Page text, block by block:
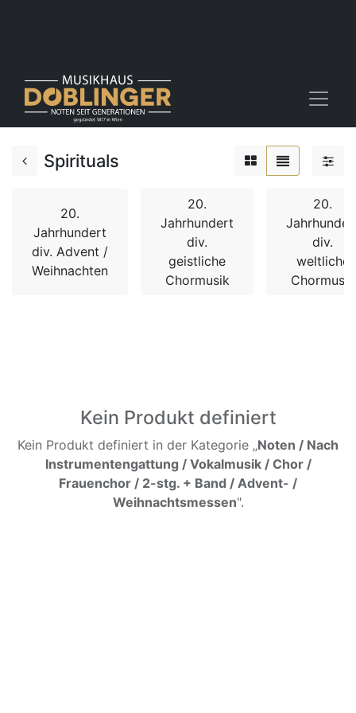
Spirituals
20.
Jahrhundert
div. Advent /
Weihnachten
20.
Jahrhundert
div.
geistliche
Chormusik
20.
div.
weltliche
Chormusik
Kein Produkt definiert
Kein Produkt definiert in der Kategorie „Noten / Nach
Instrumentengattung / Vokalmusik / Chor /
Frauenchor / 2-stg. + Band / Advent- /
Weihnachtsmessen".